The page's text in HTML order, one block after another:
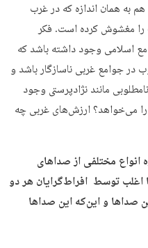
به همان اندازه که در غرب
را مغشوش کرده است. فکر
اسلامی وجود داشته باشد که
جوامع غربی ناسازگار باشد و
مانند نژادپرستی وجود
را می‌خواهد؟ ارزش‌های غربی چه
انواع مختلفی از صداهای
اغلب توسط افراط‌گرایان هر دو
و این‌که این صداها